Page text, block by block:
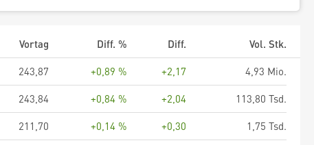
Vortag Diff. % Diff.
Vol. Stk.
243,87 +0,89 % +2,17
4,93 Mio.
243,84 +0,84 % +2,04
113,80 Tsd.
211,70 +0,14 % +0,30
1,75 Tsd.